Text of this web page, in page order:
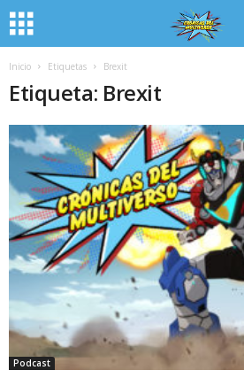
Inicio Etiquetas Brexit
Etiqueta: Brexit
Podcast